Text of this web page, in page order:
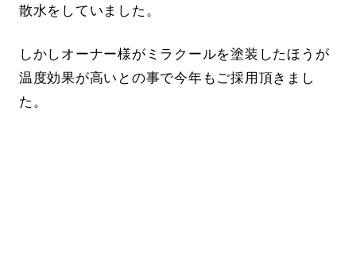
散水をしていました。
しかしオーナー様がミラクールを塗装したほうが
温度効果が高いとの事で今年もご採用頂きまし
た。